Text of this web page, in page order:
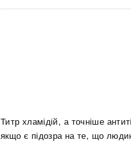
Титр хламідій, а точніше
якщо є підозра на те, що